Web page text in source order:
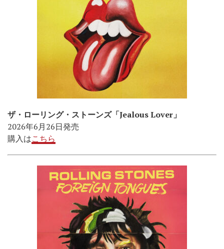
ザ・ローリング・ストーンズ「Jealous Lover」
2026年6月26日発売
購入はこちら